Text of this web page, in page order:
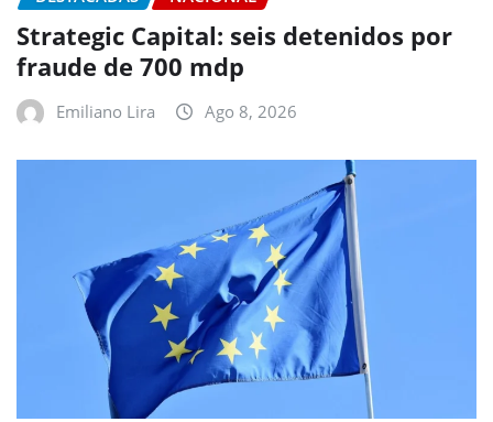
Strategic Capital: seis detenidos por
fraude de 700 mdp
Emiliano Lira Ago 8, 2026